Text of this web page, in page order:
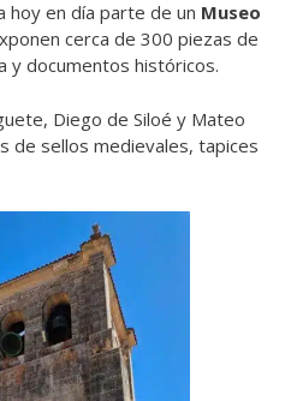
en día parte de un Museo
cerca de 300 piezas de
y documentos históricos.
Diego de Siloé y Mateo
de sellos medievales, tapices